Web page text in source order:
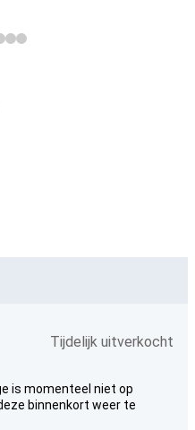
Tijdelijk uitverkocht
is momenteel niet op
binnenkort weer te